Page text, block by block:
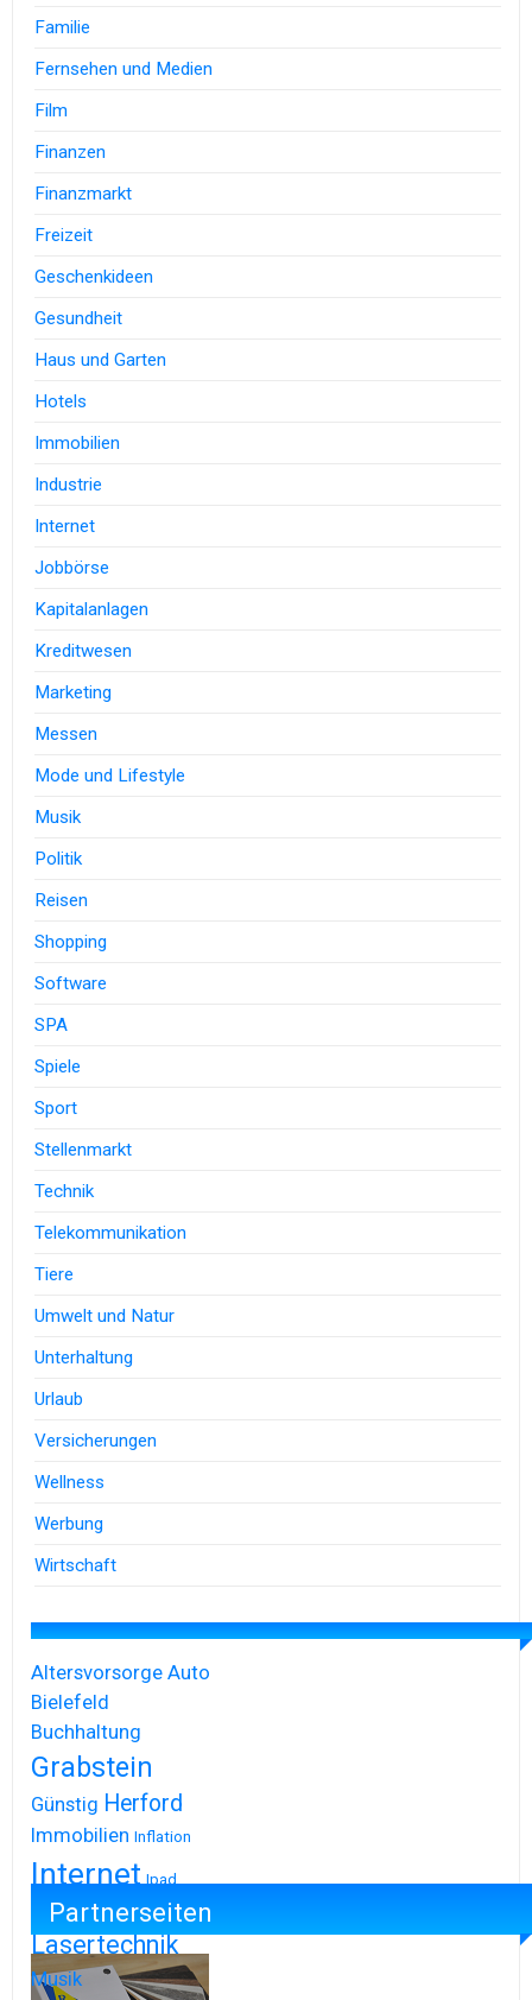
Familie
Fernsehen und Medien
Film
Finanzen
Finanzmarkt
Freizeit
Geschenkideen
Gesundheit
Haus und Garten
Hotels
Immobilien
Industrie
Internet
Jobbörse
Kapitalanlagen
Kreditwesen
Marketing
Messen
Mode und Lifestyle
Musik
Politik
Reisen
Shopping
Software
SPA
Spiele
Sport
Stellenmarkt
Technik
Telekommunikation
Tiere
Umwelt und Natur
Unterhaltung
Urlaub
Versicherungen
Wellness
Werbung
Wirtschaft
Altersvorsorge Auto
Bielefeld
Buchhaltung
Grabstein
Günstig Herford
Immobilien Inflation
Internet Ipad
Iphone
Lasertechnik
Musik
Partnerseiten